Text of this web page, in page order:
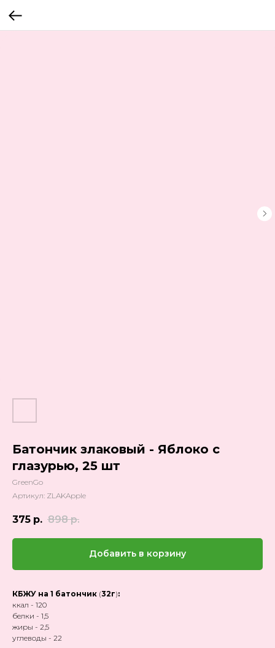
Батончик злаковый - Яблоко с
глазурью, 25 шт
GreenGo
Артикул: ZLAKApple
375 р. 898 р.
Добавить в корзину
КБЖУ на 1 батончик (32г):
ккал - 120
белки - 1,5
жиры - 2,5
углеводы - 22